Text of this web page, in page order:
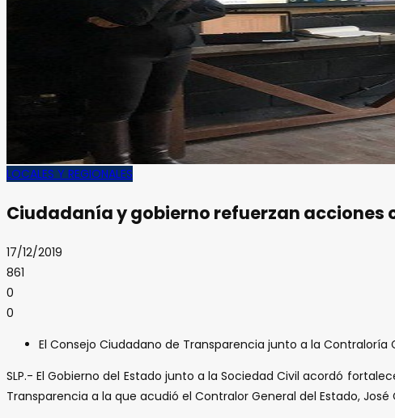
LOCALES Y REGIONALES
Ciudadanía y gobierno refuerzan
17/12/2019
861
0
0
El Consejo Ciudadano de Transparencia junto a la
SLP.- El Gobierno del Estado junto a la Sociedad Civil acordó
Transparencia a la que acudió el Contralor General del Estado, José